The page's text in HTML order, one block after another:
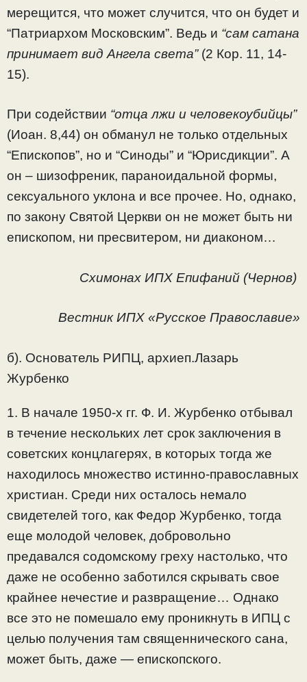
мерещится, что может случится, что он будет и
“Патриархом Московским”. Ведь и “сам сатана
принимает вид Ангела света”(2 Кор. 11, 14-
15).
При содействии “отца лжи и человекоубийцы”
(Иоан. 8,44) он обманул не только отдельных
“Епископов”, но и “Синоды” и “Юрисдикции”. А
он – шизофреник, параноидальной формы,
сексуального уклона и все прочее. Но, однако,
по закону Святой Церкви он не может быть ни
епископом, ни пресвитером, ни диаконом…
Схимонах ИПХ Епифаний (Чернов)
Вестник ИПХ «Русское Православие»
б). Основатель РИПЦ, архиеп.Лазарь
Журбенко
1. В начале 1950-х гг. Ф. И. Журбенко отбывал
в течение нескольких лет срок заключения в
советских концлагерях, в которых тогда же
находилось множество истинно-православных
христиан. Среди них осталось немало
свидетелей того, как Федор Журбенко, тогда
еще молодой человек, добровольно
предавался содомскому греху настолько, что
даже не особенно заботился скрывать свое
крайнее нечестие и развращение… Однако
все это не помешало ему проникнуть в ИПЦ с
целью получения там священнического сана,
может быть, даже — епископского.